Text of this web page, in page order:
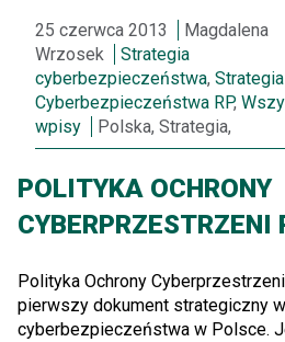
25 czerwca 2013
Magdalena
Wrzosek
Strategia
cyberbezpieczeństwa, Strategia
Cyberbezpieczeństwa RP,
wpisy
Polska, Strategia,
POLITYKA OCHRONY
CYBERPRZESTRZENI
Polityka Ochrony
pierwszy dokument strategiczny
cyberbezpieczeństwa w Polsce.